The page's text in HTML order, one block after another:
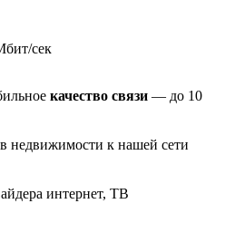
сек
качество связи — до 10
недвижимости к нашей сети
интернет, ТВ